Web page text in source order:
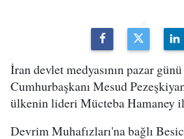
İran devlet medyasının pazar
Cumhurbaşkanı Mesud
ülkenin lideri Mücteba Hamaney
Devrim Muhafızları'na bağlı